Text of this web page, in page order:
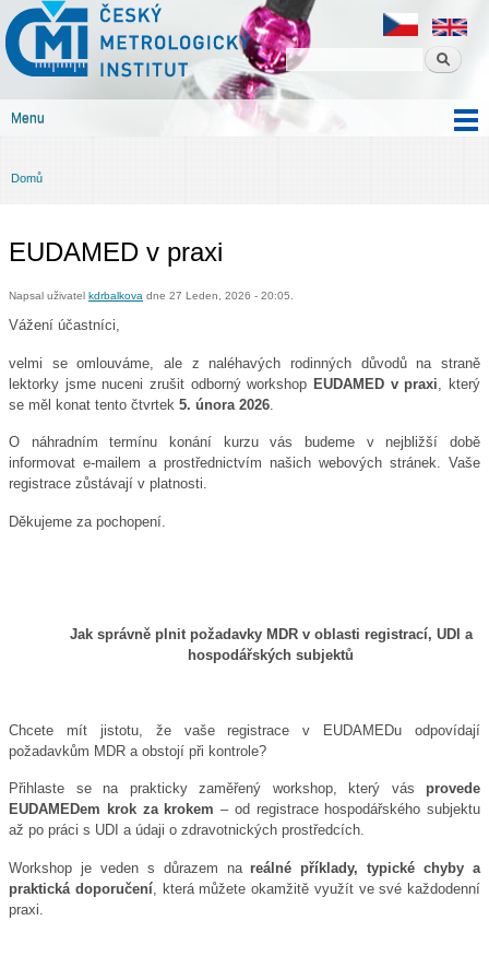
obsahu
Český
metrologický
institut
Menu
Jste zde
Domů
EUDAMED v praxi
Napsal uživatel kdrbalkova dne 27 Leden, 2026 - 20:05.
Vážení účastníci,
velmi se omlouváme, ale z naléhavých rodinných důvodů na straně
lektorky jsme nuceni zrušit odborný workshop EUDAMED v praxi , který
se měl konat tento čtvrtek 5. února 2026
O náhradním termínu konání kurzu vás budeme v nejbližší době
informovat e-mailem a prostřednictvím našich webových stránek. Vaše
registrace zůstávají v platnosti.
Děkujeme za pochopení.
Jak správně plnit požadavky MDR v oblasti registrací, UDI a
hospodářských subjektů
Chcete mít jistotu, že vaše registrace v EUDAMEDu odpovídají
požadavkům MDR a obstojí při kontrole?
Přihlaste se na prakticky zaměřený workshop, který vás provede
EUDAMEDem krok za krokem – od registrace hospodářského subjektu
až po práci s UDI a údaji o zdravotnických prostředcích.
Workshop je veden s důrazem na reálné příklady, typické chyby a
praktická doporučení, která můžete okamžitě využít ve své každodenní
praxi.